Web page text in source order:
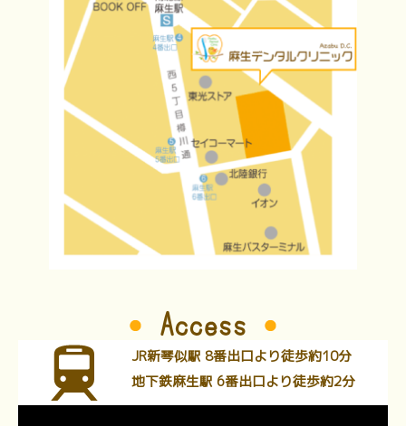
Access
JR新琴似駅 8番出口より徒歩約10分
地下鉄麻生駅 6番出口より徒歩約2分